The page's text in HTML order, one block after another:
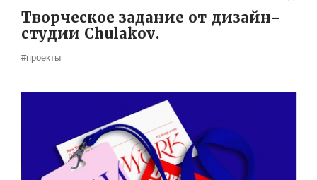
Творческое задание от дизайн-
студии Chulakov.
#проекты